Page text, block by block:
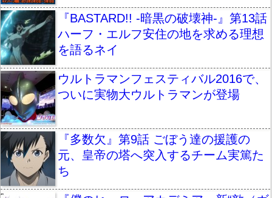
『BASTARD!! -暗黒の破壊神-』第13話
ハーフ・エルフ安住の地を求める理想
を語るネイ
ウルトラマンフェスティバル2016で、
ついに実物大ウルトラマンが登場
『多数欠』第9話 ごぼう達の援護の
元、皇帝の塔へ突入するチーム実篤た
ち